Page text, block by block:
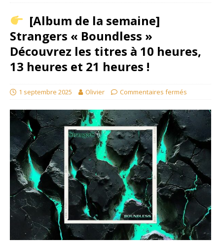
[Album de la semaine]
Strangers « Boundless »
Découvrez les titres à 10 heures,
13 heures et 21 heures !
1 septembre 2025 Olivier Commentaires fermés